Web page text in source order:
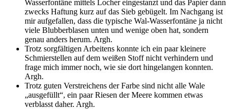
Wasserfontäne mittels Locher eingestanzt und das Papier dann
zwecks Haftung kurz auf das Sieb gebügelt. Im Nachgang ist
mir aufgefallen, dass die typische Wal-Wasserfontäne ja nicht
viele Blubberblasen unten und wenige oben hat, sondern
genau anders herum. Argh.
Trotz sorgfältigen Arbeitens konnte ich ein paar kleinere
Schmierstellen auf dem weißen Stoff nicht verhindern und
frage mich immer noch, wie sie dort hingelangen konnten.
Argh.
Trotz guten Verstreichens der Farbe sind nicht alle Wale
„ausgefüllt“, ein paar Riesen der Meere kommen etwas
verblasst daher. Argh.